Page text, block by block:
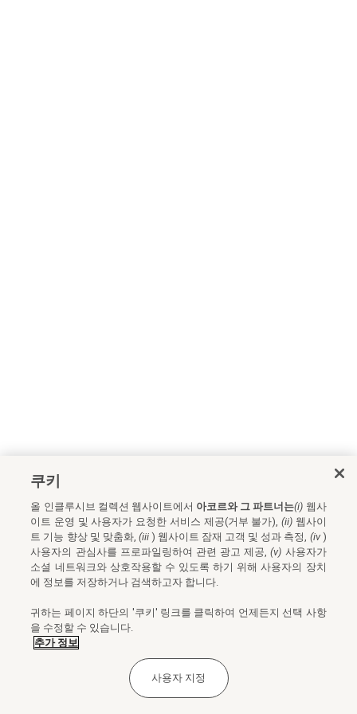
쿠키
올 인클루시브 컬렉션 웹사이트에서 아코르와 그 파트너는(i) 웹사
이트 운영 및 사용자가 요청한 서비스 제공(거부 불가), (ii)웹사이
트 기능 향상 및 맞춤화, (iii) 웹사이트 잠재 고객 및 성과 측정, (iv)
사용자의 관심사를 프로파일링하여 관련 광고 제공,(v) 사용자가
소셜 네트워크와 상호작용할 수 있도록 하기 위해 사용자의 장치
에 정보를 저장하거나 검색하고자 합니다.
귀하는 페이지 하단의 '쿠키' 링크를 클릭하여 언제든지 선택 사항
을 수정할 수 있습니다.
추가 정보
사용자 지정